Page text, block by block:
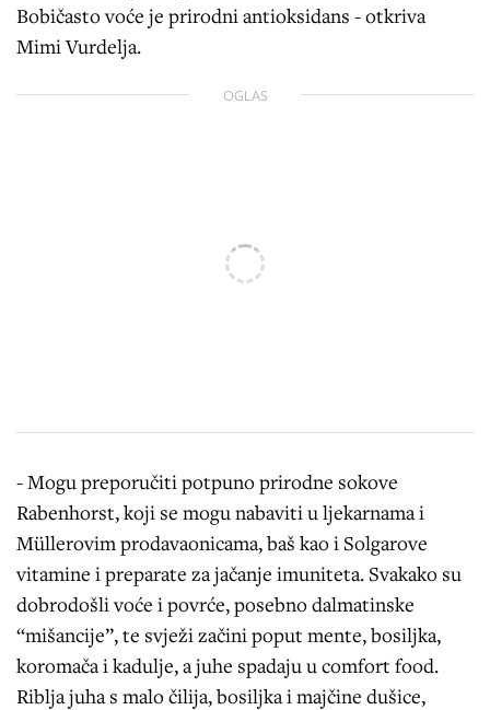
Bobičasto voće je prirodni antioksidans - otkriva
Mimi Vurdelja.
OGLAS
- Mogu preporučiti potpuno prirodne sokove
Rabenhorst, koji se mogu nabaviti u ljekarnama i
Müllerovim prodavaonicama, baš kao i Solgarove
vitamine i preparate za jačanje imuniteta. Svakako su
dobrodošli voće i povrće, posebno dalmatinske
“mišancije”, te svježi začini poput mente, bosiljka,
koromača i kadulje, a juhe spadaju u comfort food.
Riblja juha s malo čilija, bosiljka i majčine dušice,